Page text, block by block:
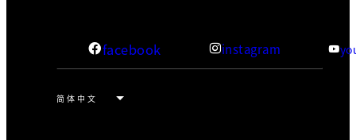
facebook instagram